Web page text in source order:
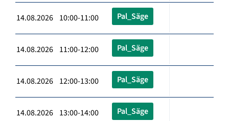
14.08.2026 10:00-11:00 Pal_Säge
14.08.2026 11:00-12:00 Pal_Säge
14.08.2026 12:00-13:00 Pal_Säge
14.08.2026 13:00-14:00 Pal_Säge